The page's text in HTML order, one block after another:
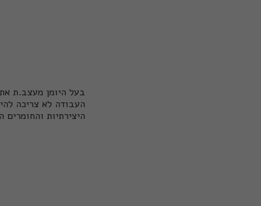
בעל היומן מעצב.ת
העבודה לא צריכה
היצירתיות והחומרים